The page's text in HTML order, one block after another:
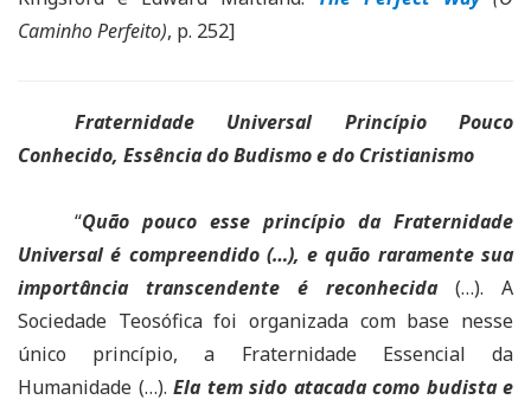
Caminho Perfeito), p. 252]
Fraternidade Universal Princípio Pouco
Conhecido, Essência do Budismo e do Cristianismo
“Quão pouco esse princípio da Fraternidade
Universal é compreendido (…), e quão raramente sua
importância transcendente é reconhecida(…). A
Sociedade Teosófica foi organizada com base nesse
único princípio, a Fraternidade Essencial da
Humanidade (…). Ela tem sido atacada como budista e